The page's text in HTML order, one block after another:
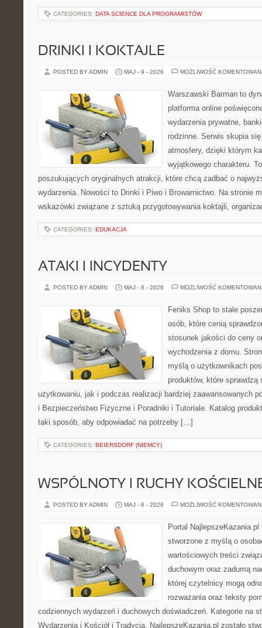
CATEGORIES: DATA SCIENCE DLA PROGRAMISTÓW
DRINKI I KOKTAJLE
POSTED BY ADMIN MAJ - 9 - 2026 MOŻLIWOŚĆ
Warszawski Barman to
platforma online
wydarzenia prywatne,
rodzinne. Serwis skupia
atmosfery, dzięki którym
wyjątkowego charakteru.
poszukujących oryginalnych atrakcji, które chcą zadbać o
wydarzenia. Nowości to Drinki i Piwo i Browarnictwo. Na stronie
wskazówki związane z sztuką przygotowywania koktajli,
CATEGORIES: EDUKACJA
ATAKI I INCYDENTY
POSTED BY ADMIN MAJ - 8 - 2026 MOŻLIWOŚĆ
Feniks Shop to stale
osób, które cenią
stosunek jakości do ceny
wychodzenia z domu.
myślą o użytkownikach
produktów, które
użytkowaniu, jak i podczas realizacji bardziej zaawansowanych
i Bezpieczeństwo Fizyczne i Poradniki i Tutoriale. Katalog
taki sposób, aby odpowiadać na potrzeby […]
CATEGORIES: BEIERSDORF (NIEMCY)
WSPÓLNOTY I RUCHY
POSTED BY ADMIN MAJ - 6 - 2026 MOŻLIWOŚĆ
Portal
stworzone z myślą o
wartościowych treści
duchowym oraz zadumą
której czytelnicy mogą
rozważania oraz teksty
codziennych wydarzeń i duchowych doświadczeń. Kategorie na
Wydarzenia i Kościół i Tradycja. NajlepszeKazania.pl zostało